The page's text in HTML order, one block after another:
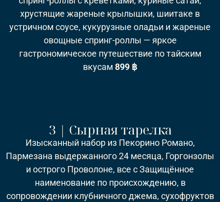
хрустящие жареные крылышки, шиитаке в
устричном соусе, кукурузные оладьи и жареные
овощные спринг-роллы — яркое
гастрономическое путешествие по тайским
вкусам 899 ฿
3 | Сырная тарелка
Изысканный набор из Пекорино Романо,
Пармезана выдержанного 24 месяца, Горгонзолы
и острого Проволоне, все с Защищённое
наименование по происхождению, в
сопровождении клубничного джема, сухофруктов